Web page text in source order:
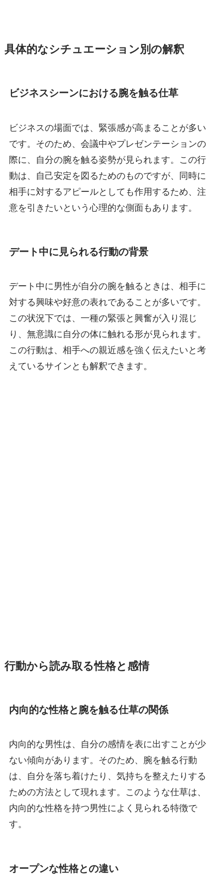
具体的なシチュエーション別の解釈
ビジネスシーンにおける腕を触る仕草
ビジネスの場面では、緊張感が高まることが多い
です。そのため、会議中やプレゼンテーションの
際に、自分の腕を触る姿勢が見られます。この行
動は、自己安定を図るためのものですが、同時に
相手に対するアピールとしても作用するため、注
意を引きたいという心理的な側面もあります。
デート中に見られる行動の背景
デート中に男性が自分の腕を触るときは、相手に
対する興味や好意の表れであることが多いです。
この状況下では、一種の緊張と興奮が入り混じ
り、無意識に自分の体に触れる形が見られます。
この行動は、相手への親近感を強く伝えたいと考
えているサインとも解釈できます。
行動から読み取る性格と感情
内向的な性格と腕を触る仕草の関係
内向的な男性は、自分の感情を表に出すことが少
ない傾向があります。そのため、腕を触る行動
は、自分を落ち着けたり、気持ちを整えたりする
ための方法として現れます。このような仕草は、
内向的な性格を持つ男性によく見られる特徴で
す。
オープンな性格との違い